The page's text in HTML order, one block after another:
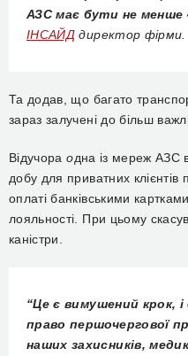
АЗС має бути не менше
ІНСАЙД директор фірми.
Та додав, що багато
зараз залучені до більш
Відучораодна із мереж АЗС
добу для приватних клієнтів
оплаті банківськими
лояльності. При цьому скас
каністри.
“Це є вимушений крок,
право першочергової
наших захисників,